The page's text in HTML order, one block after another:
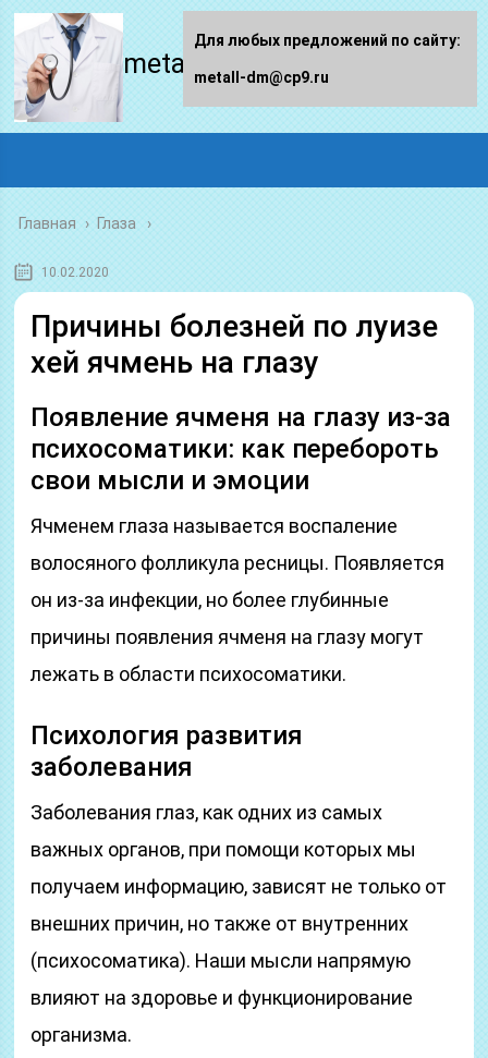
metall-dm.ru
Главная › Глаза
10.02.2020
Причины болезней по луизе
хей ячмень на глазу
Появление ячменя на глазу из-за
психосоматики: как перебороть
свои мысли и эмоции
Ячменем глаза называется воспаление
волосяного фолликула ресницы. Появляется
он из-за инфекции, но более глубинные
причины появления ячменя на глазу могут
лежать в области психосоматики.
Психология развития
заболевания
Заболевания глаз, как одних из самых
важных органов, при помощи которых мы
получаем информацию, зависят не только от
внешних причин, но также от внутренних
(психосоматика). Наши мысли напрямую
влияют на здоровье и функционирование
организма.
Для любых предложений по сайту:
metall-dm@cp9.ru